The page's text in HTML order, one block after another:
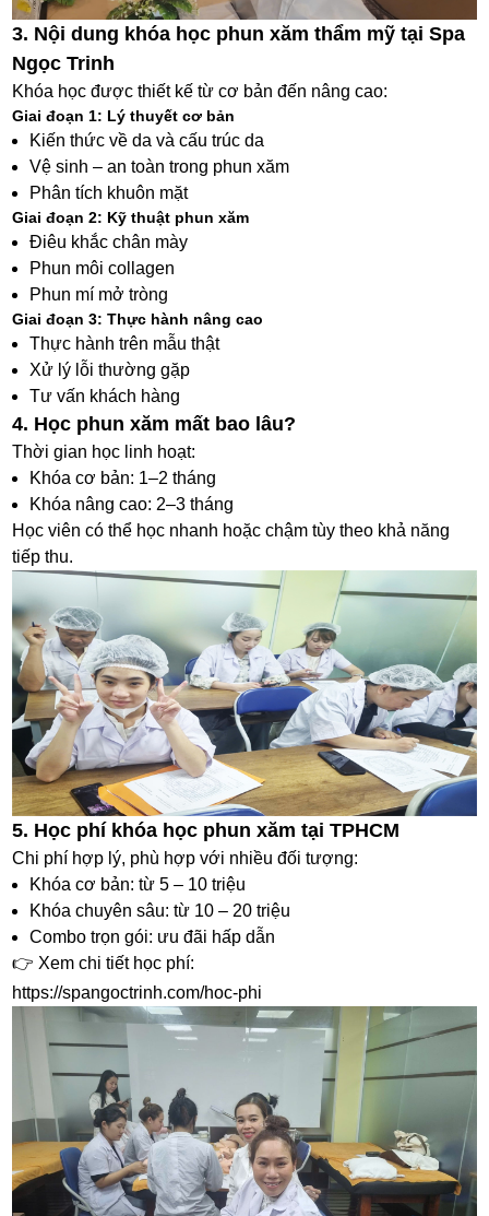
3. Nội dung khóa học phun xăm thẩm mỹ tại Spa
Ngọc Trinh
Khóa học được thiết kế từ cơ bản đến nâng cao:
Giai đoạn 1: Lý thuyết cơ bản
Kiến thức về da và cấu trúc da
Vệ sinh – an toàn trong phun xăm
Phân tích khuôn mặt
Giai đoạn 2: Kỹ thuật phun xăm
Điêu khắc chân mày
Phun môi collagen
Phun mí mở tròng
Giai đoạn 3: Thực hành nâng cao
Thực hành trên mẫu thật
Xử lý lỗi thường gặp
Tư vấn khách hàng
4. Học phun xăm mất bao lâu?
Thời gian học linh hoạt:
Khóa cơ bản: 1–2 tháng
Khóa nâng cao: 2–3 tháng
Học viên có thể học nhanh hoặc chậm tùy theo khả năng
tiếp thu.
5. Học phí khóa học phun xăm tại TPHCM
Chi phí hợp lý, phù hợp với nhiều đối tượng:
Khóa cơ bản: từ 5 – 10 triệu
Khóa chuyên sâu: từ 10 – 20 triệu
Combo trọn gói: ưu đãi hấp dẫn
👉 Xem chi tiết học phí:
https://spangoctrinh.com/hoc-phi